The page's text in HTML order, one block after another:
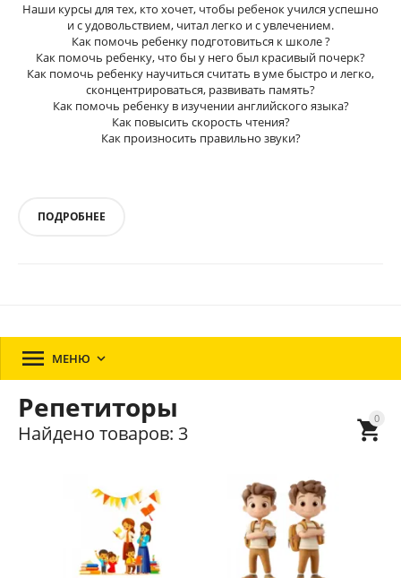
Наши курсы для тех, кто хочет, чтобы ребенок учился успешно
и с удовольствием, читал легко и с увлечением.
Как помочь ребенку подготовиться к школе ?
Как помочь ребенку, что бы у него был красивый почерк?
Как помочь ребенку научиться считать в уме быстро и легко,
сконцентрироваться, развивать память?
Как помочь ребенку в изучении английского языка?
Как повысить скорость чтения?
Как произносить правильно звуки?
ПОДРОБНЕЕ
0

 МЕНЮ 
Репетиторы
Найдено товаров: 3